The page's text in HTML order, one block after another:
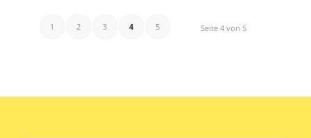
Seite 4 von 5
1 2 3 4 5